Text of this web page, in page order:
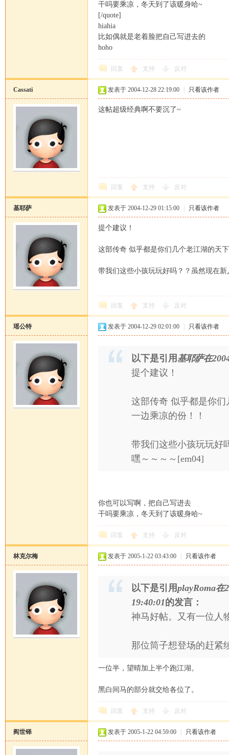
干吗要乘凉，冬天到了该暖身哈~
[/quote]
hiahia
比如偶就是老着脸把自己写进去的
hoho
回复 支持 反对
Cassati 发表于 2004-12-28 22:19:00 只看该作者
这帖超级经典啊不要沉了~
回复 支持 反对
基耶萨 发表于 2004-12-29 01:15:00 只看该作者
提个建议！
这部传奇 似乎都是你们几个老江湖的天
带我们这些小孩玩玩好吗？？虽然现在
回复 支持 反对
瑶公特 发表于 2004-12-29 02:01:00 只看该作者
以下是引用 基耶萨在
提个建议！
这部传奇 似乎都是你
一边乘凉的份！！
带我们这些小孩玩玩好
嘿～～～～[em04]
你也可以写啊，把自己写进去
干吗要乘凉，冬天到了该暖身哈~
回复 支持 反对
林克尔梅 发表于 2005-1-22 03:43:00 只看该作者
以下是引用playRoma在
19:40:01的发言：
神马好帖。又有一位人
那位筒子想登场的赶紧
一位半，望晴加上半个跑江湖。
黑白间马的部分就交给各位了。
回复 支持 反对
阎世铎 发表于 2005-1-22 04:59:00 只看该作者